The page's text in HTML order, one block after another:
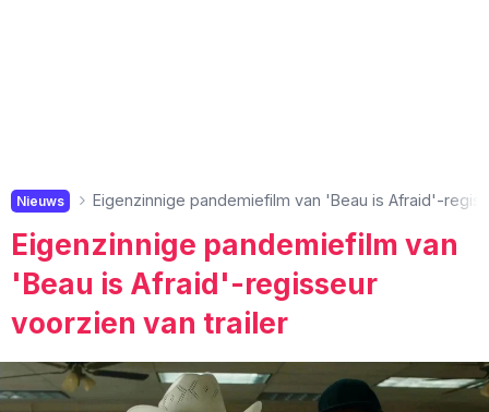
Nieuws Eigenzinnige pandemiefilm van 'Beau is Afraid'-
Eigenzinnige pandemiefilm van
'Beau is Afraid'-regisseur
voorzien van trailer